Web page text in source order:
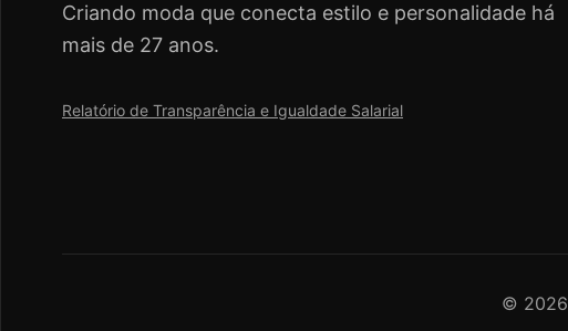
Criando moda que conecta estilo e personalidade há
mais de 27 anos.
Relatório de Transparência e Igualdade Salarial
© 2026